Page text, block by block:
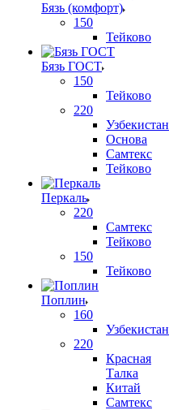
Бязь (комфорт)
150
Тейково
Бязь ГОСТ
150
Тейково
220
Узбекистан
Основа
Самтекс
Тейково
Перкаль
220
Самтекс
Тейково
150
Тейково
Поплин
160
Узбекистан
220
Красная
Талка
Китай
Самтекс